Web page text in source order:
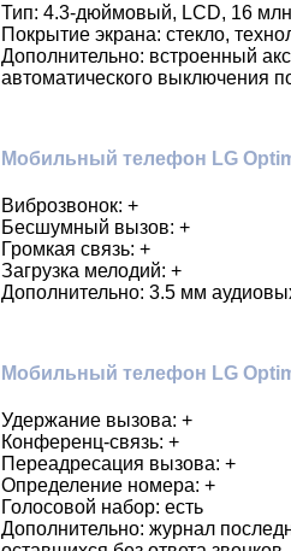
Тип: 4.3-дюймовый, LCD, 16 млн.
Покрытие экрана: стекло,
Дополнительно: встроенный
автоматического выключения
Мобильный телефон LG
Виброзвонок: +
Бесшумный вызов: +
Громкая связь: +
Загрузка мелодий: +
Дополнительно: 3.5 мм
Мобильный телефон LG
Удержание вызова: +
Конференц-связь: +
Переадресация вызова: +
Определение номера: +
Голосовой набор: есть
Дополнительно: журнал